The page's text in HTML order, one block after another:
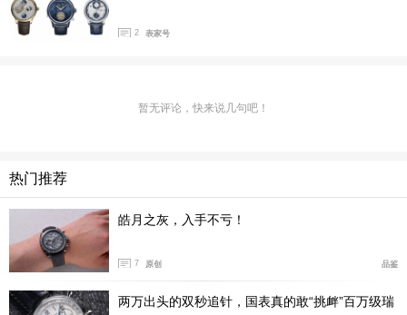
2 表家号
暂无评论，快来说几句吧！
热门推荐
皓月之灰，入手不亏！
7 原创 品鉴
两万出头的双秒追针，国表真的敢“挑衅”百万级瑞